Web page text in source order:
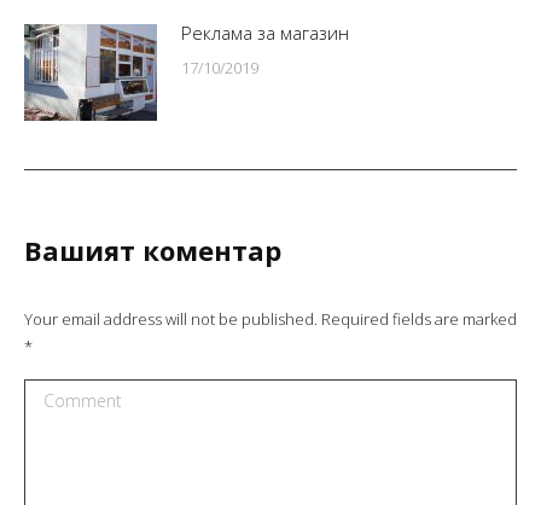
Реклама за магазин
17/10/2019
Вашият коментар
Your email address will not be published. Required fields are marked
*
Comment